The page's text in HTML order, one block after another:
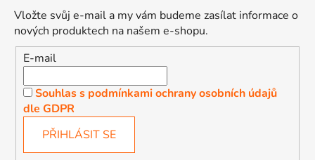
Vložte svůj e-mail a my vám budeme zasílat informace o
nových produktech na našem e-shopu.
E-mail
Souhlas s podmínkami ochrany osobních údajů
dle GDPR
PŘIHLÁSIT SE